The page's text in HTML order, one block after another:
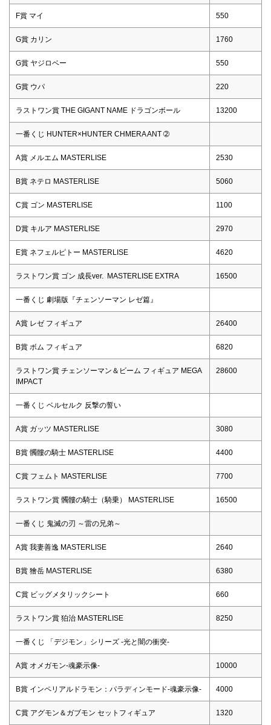
F賞 マイ 550
G賞 カリン 1760
G賞 ヤジロベー 550
G賞 ウパ 220
ラストワン賞 THE GIGANT NAME ドラゴンボール 13200
一番くじ HUNTER×HUNTER CHMERA ANT ➁
A賞 メルエム MASTERLISE 2530
B賞 ネテロ MASTERLISE 5060
C賞 ゴン MASTERLISE 1100
D賞 キルア MASTERLISE 2970
E賞 ネフェルピトー MASTERLISE 4620
ラストワン賞 ゴン 成長ver. MASTERLISE EXTRA 16500
一番くじ 劇場版『チェンソーマン レゼ篇』
A賞 レゼ フィギュア 26400
B賞 ボム フィギュア 6820
ラストワン賞 チェンソーマン＆ビーム フィギュア MEGA
IMPACT
28600
一番くじ ベルセルク 反撃の誓い
A賞 ガッツ MASTERLISE 3080
B賞 髑髏の騎士 MASTERLISE 4400
C賞 フェムト MASTERLISE 7700
ラストワン賞 髑髏の騎士（騎乗） MASTERLISE 16500
一番くじ 鬼滅の刃 ～雷の兄弟～
A賞 我妻善逸 MASTERLISE 2640
B賞 獪岳 MASTERLISE 6380
C賞 ビッグメタリックシート 660
ラストワン賞 狛治 MASTERLISE 8250
一番くじ 「デジモン」シリーズ -光と闇の衝突-
A賞 オメガモン-魂豪示像- 10000
B賞 インペリアルドラモン：パラディンモード-魂豪示像- 4000
C賞 アグモン＆ガブモン セットフィギュア 1320